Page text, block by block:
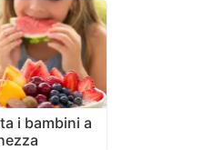
i bambini a